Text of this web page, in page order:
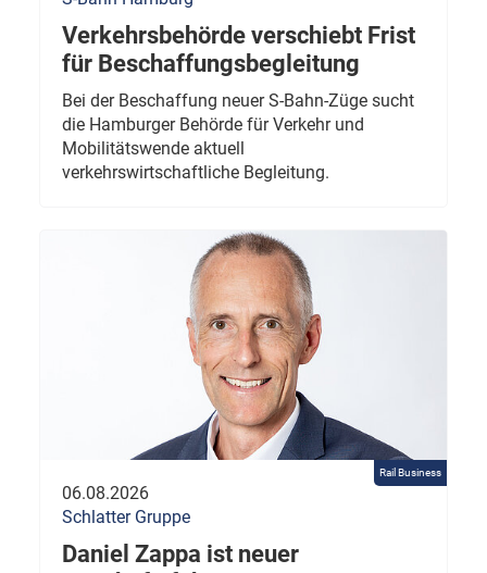
Verkehrsbehörde verschiebt Frist
für Beschaffungsbegleitung
Bei der Beschaffung neuer S-Bahn-Züge sucht
die Hamburger Behörde für Verkehr und
Mobilitätswende aktuell
verkehrswirtschaftliche Begleitung.
Rail Business
06.08.2026
Schlatter Gruppe
Daniel Zappa ist neuer